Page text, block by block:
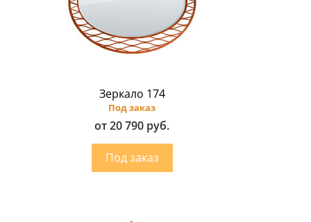
Зеркало 174
Под заказ
от 20 790 руб.